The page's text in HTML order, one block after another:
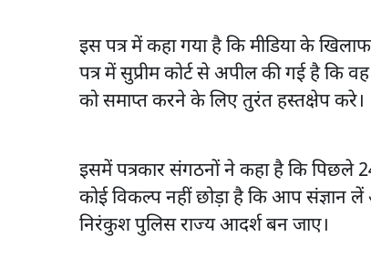
इस पत्र में कहा गया है कि मीडिया के
पत्र में सुप्रीम कोर्ट से अपील की गई है कि
को समाप्त करने के लिए तुरंत हस्तक्षेप करे।
इसमें पत्रकार संगठनों ने कहा है कि पिछले
कोई विकल्प नहीं छोड़ा है कि आप
निरंकुश पुलिस राज्य आदर्श बन जाए।